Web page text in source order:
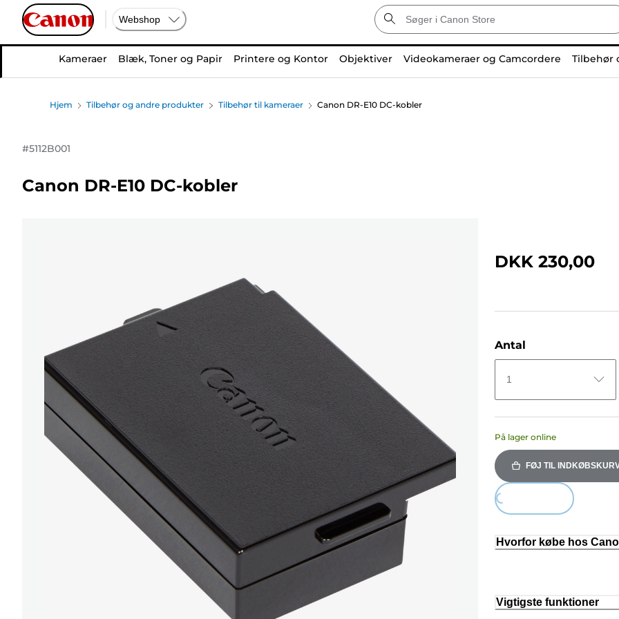
Webshop
Kameraer Blæk, Toner og Papir Printere og Kontor Objektiver Videokameraer og Camcordere Tilbehør
Hjem Tilbehør og andre produkter Tilbehør til kameraer Canon DR-E10 DC-kobler
#5112B001
Canon DR-E10 DC-kobler
DKK 230,00
Antal
1
På lager online
FØJ TIL
Loading...
Hvorfor købe hos
Vigtigste funktioner